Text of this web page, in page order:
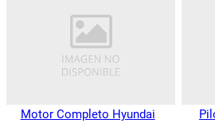
Motor Completo Hyundai